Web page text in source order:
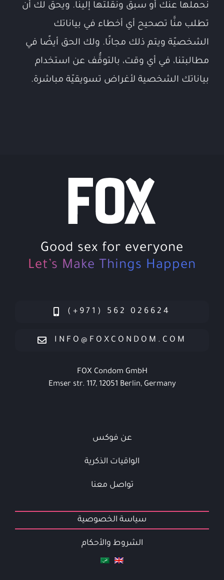
نحملها عنك أو سبق ونقلتها إلينا. ويحق لك أن
تطلب منَّا تصحيح أي أخطاء في بياناتك
الشخصيّة ويتم ذلك مجانًا. ولك الحق أيضًا في
مطالبتنا، في أي وقت، بالتوقُّف عن استخدام
بياناتك الشخصية لأغراض تسويقيّة مباشرة.
Good sex for everyone
Let’s Make Things Happen
026624 562 (971+)
INFO@FOXCONDOM.COM
FOX Condom GmbH
Emser str. 117, 12051 Berlin, Germany
عن فوكس
الواقيات الذكرية
تواصل معنا
سياسة الخصوصية
الشروط والأحكام